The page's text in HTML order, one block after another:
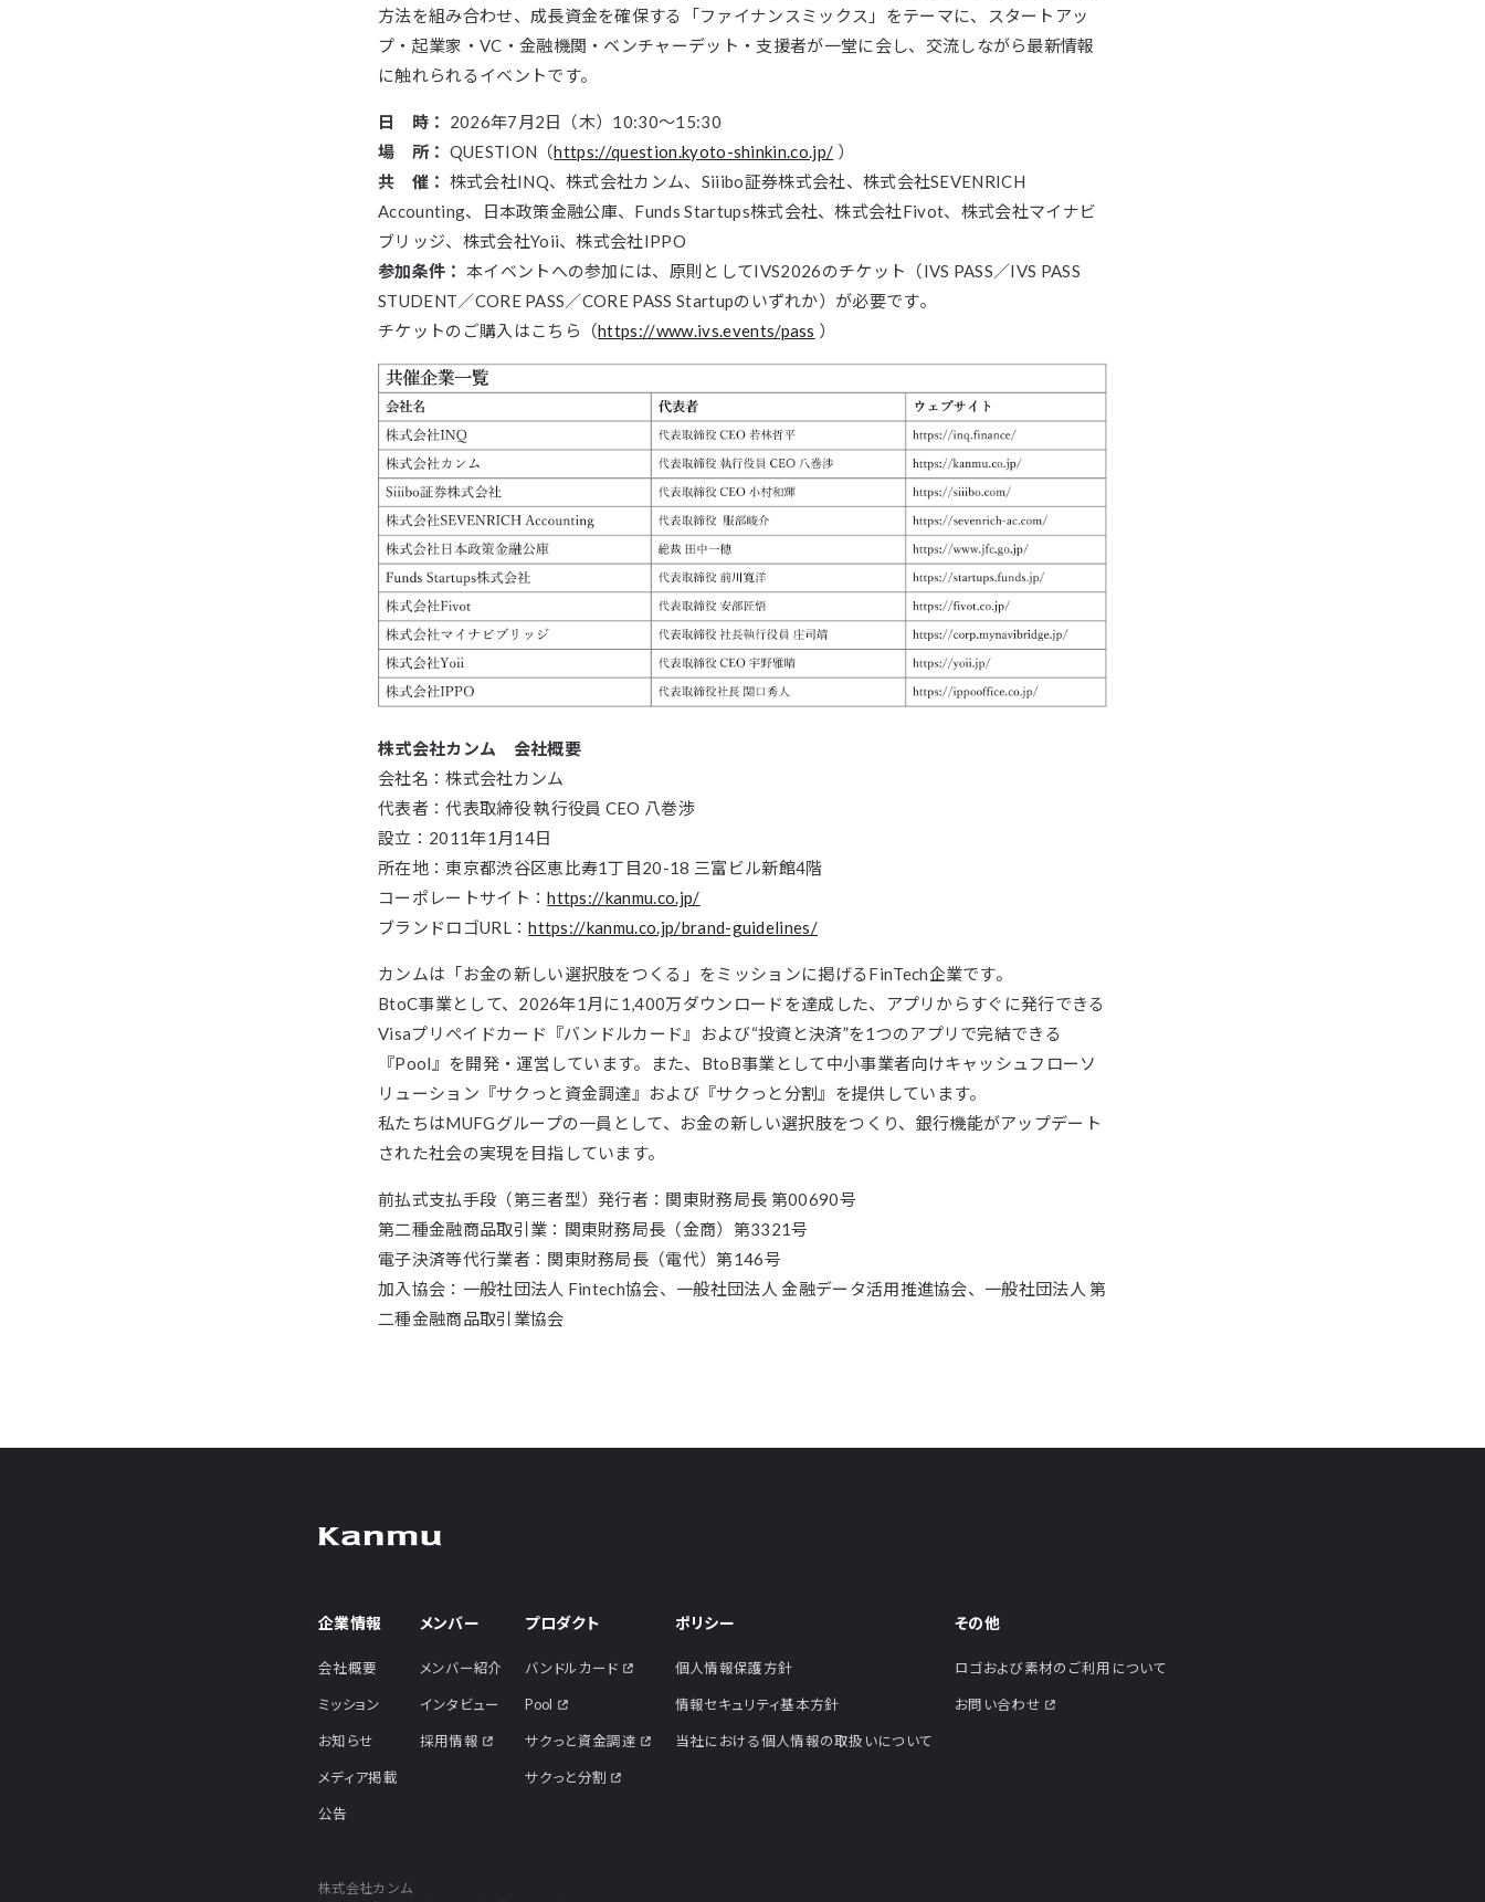
方法を組み合わせ、成長資金を確保する「ファイナンスミックス」をテーマに、スタートアッ
プ・起業家・VC・金融機関・ベンチャーデット・支援者が一堂に会し、交流しながら最新情報
に触れられるイベントです。
日 時：
2026年7月2日（木）10:30～15:30
場 所： QUESTION（https://question.kyoto-shinkin.co.jp/ ）
共 催： 株式会社INQ、株式会社カンム、Siiibo証券株式会社、株式会社SEVENRICH
Accounting、日本政策金融公庫、Funds Startups株式会社、株式会社Fivot、株式会社マイナビ
ブリッジ、株式会社Yoii、株式会社IPPO
参加条件： 本イベントへの参加には、原則としてIVS2026のチケット（IVS PASS／IVS PASS
STUDENT／CORE PASS／CORE PASS Startupのいずれか）が必要です。
チケットのご購入はこちら（https://www.ivs.events/pass ）
株式会社カンム 会社概要
会社名：株式会社カンム
代表者：代表取締役 執行役員 CEO 八巻渉
設立：2011年1月14日
所在地：東京都渋谷区恵比寿1丁目20-18 三富ビル新館4階
コーポレートサイト：https://kanmu.co.jp/
ブランドロゴURL：https://kanmu.co.jp/brand-guidelines/
カンムは「お金の新しい選択肢をつくる」をミッションに掲げるFinTech企業です。
BtoC事業として、2026年1月に1,400万ダウンロードを達成した、アプリからすぐに発行できる
Visaプリペイドカード『バンドルカード』および“投資と決済”を1つのアプリで完結できる
『Pool』を開発・運営しています。また、BtoB事業として中小事業者向けキャッシュフローソ
リューション『サクっと資金調達』および『サクっと分割』を提供しています。
私たちはMUFGグループの一員として、お金の新しい選択肢をつくり、銀行機能がアップデート
された社会の実現を目指しています。
前払式支払手段（第三者型）発行者：関東財務局長 第00690号
第二種金融商品取引業：関東財務局長（金商）第3321号
電子決済等代行業者：関東財務局長（電代）第146号
加入協会：一般社団法人 Fintech協会、一般社団法人 金融データ活用推進協会、一般社団法人 第
二種金融商品取引業協会
企業情報
会社概要
ミッション
お知らせ
メディア掲載
公告
メンバー
メンバー紹介
インタビュー
採用情報
プロダクト
バンドルカード
Pool
サクっと資金調達
サクっと分割
ポリシー
個人情報保護方針
情報セキュリティ基本方針
当社における個人情報の取扱いについて
その他
ロゴおよび素材のご利用について
お問い合わせ
株式会社カンム